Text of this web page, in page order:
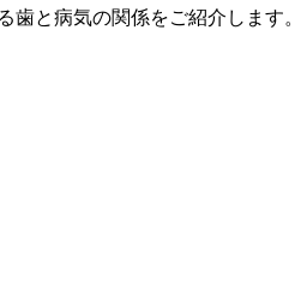
歯と病気の関係をご紹介します。